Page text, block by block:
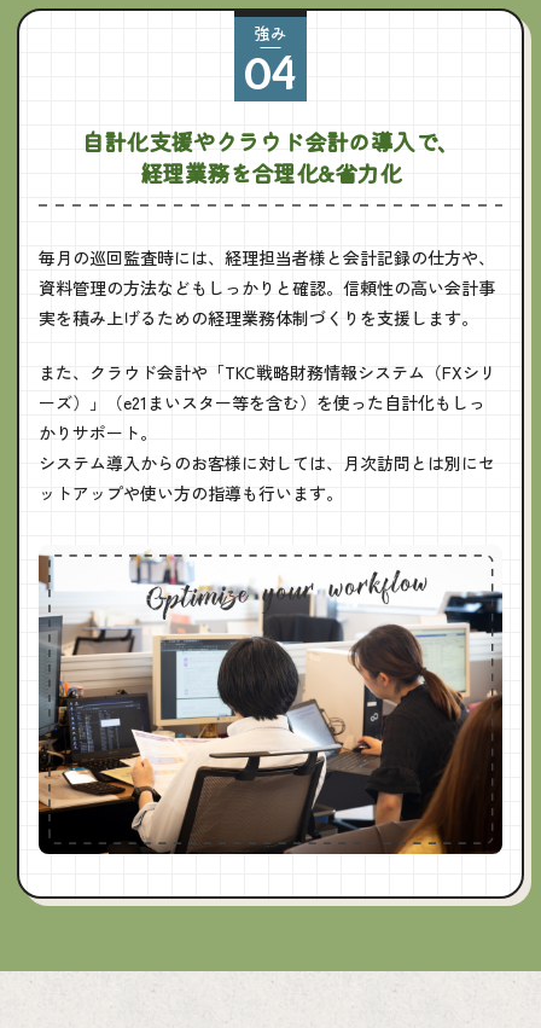
強み
04
自計化支援やクラウド会計の導入で、
経理業務を合理化&省力化
毎月の巡回監査時には、経理担当者様と会計記録の仕方や、
資料管理の方法などもしっかりと確認。信頼性の高い会計事
実を積み上げるための経理業務体制づくりを支援します。
また、クラウド会計や「TKC戦略財務情報システム（FXシリ
ーズ）」（e21まいスター等を含む）を使った自計化もしっ
かりサポート。
システム導入からのお客様に対しては、月次訪問とは別にセ
ットアップや使い方の指導も行います。